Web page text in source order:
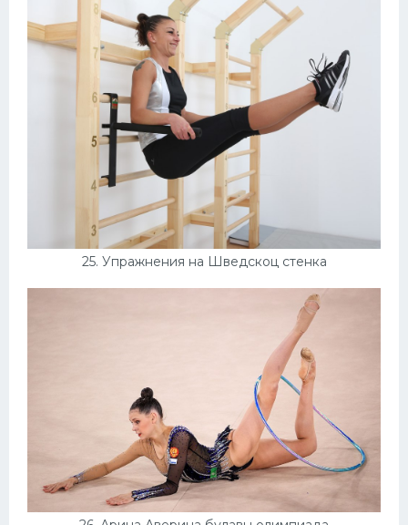
25. Упражнения на Шведскоц стенка